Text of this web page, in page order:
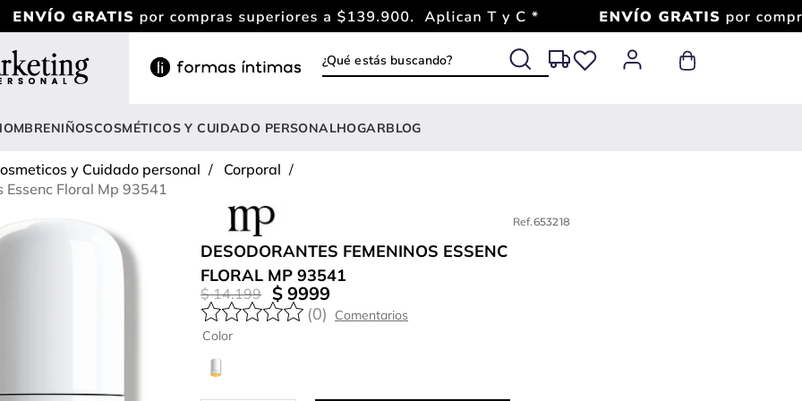
¿Qué estás buscando?
NIÑOSCOSMÉTICOS Y CUIDADO PERSONALHOGARBLOG
y Cuidado personal
Corporal
Essenc Floral Mp 93541
Ref.653218
DESODORANTES FEMENINOS ESSENC
FLORAL MP 93541
$ 14.199 $ 9999
(0)
Color